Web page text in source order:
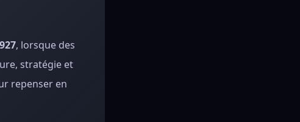
, lorsque des
stratégie et
repenser en